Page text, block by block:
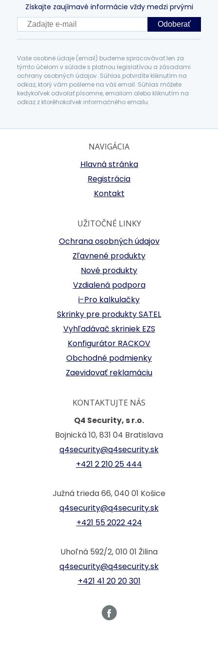
Získajte zaujímavé informácie vždy medzi prvými
Odoberať
Vaše osobné údaje (email) budeme spracovávať len za
týmto účelom v súlade s platnou legislatívou a zásadami
ochrany osobných údajov. Súhlas potvrdíte kliknutím na
odkaz, ktorý vám pošleme na váš email. Súhlas môžete
kedykoľvek odvolať písomne, emailom alebo kliknutím na
odkaz z ktoréhokoľvek informačného emailu.
NAVIGÁCIA
Hlavná stránka
Registrácia
Kontakt
UŽITOČNÉ LINKY
Ochrana osobných údajov
Zľavnené produkty
Nové produkty
Vzdialená podpora
i-Pro kalkulačky
Skrinky pre produkty SATEL
Vyhľadávač skriniek EZS
Konfigurátor RACKOV
Obchodné podmienky
Zaevidovať reklamáciu
KONTAKTUJTE NÁS
Q4 Security, s r.o.
Bojnická 10, 831 04 Bratislava
q4security@q4security.sk
+421 2 210 25 444
Južná trieda 66, 040 01 Košice
q4security@q4security.sk
+421 55 2022 424
Uhoľná 592/2, 010 01 Žilina
q4security@q4security.sk
+421 41 20 20 301